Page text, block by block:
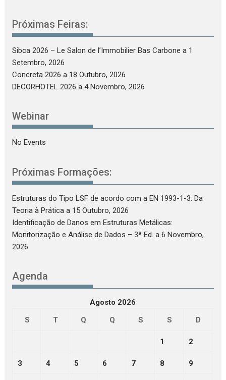
Próximas Feiras:
Sibca 2026 – Le Salon de l’Immobilier Bas Carbone a 1
Setembro, 2026
Concreta 2026 a 18 Outubro, 2026
DECORHOTEL 2026 a 4 Novembro, 2026
Webinar
No Events
Próximas Formações:
Estruturas do Tipo LSF de acordo com a EN 1993-1-3: Da
Teoria à Prática a 15 Outubro, 2026
Identificação de Danos em Estruturas Metálicas:
Monitorização e Análise de Dados – 3ª Ed. a 6 Novembro,
2026
Agenda
Agosto 2026
S
T Q Q S S D
1 2
3 4 5 6 7 8 9